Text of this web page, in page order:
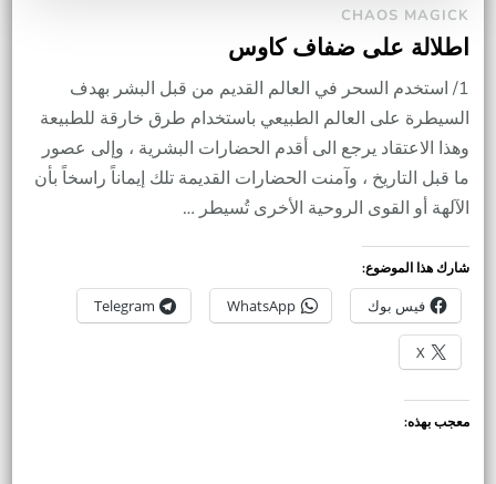
CHAOS MAGICK
اطلالة على ضفاف كاوس
1/ استخدم السحر في العالم القديم من قبل البشر بهدف
السيطرة على العالم الطبيعي باستخدام طرق خارقة للطبيعة
وهذا الاعتقاد يرجع الى أقدم الحضارات البشرية ، وإلى عصور
ما قبل التاريخ ، وآمنت الحضارات القديمة تلك إيماناً راسخاً بأن
الآلهة أو القوى الروحية الأخرى تُسيطر …
شارك هذا الموضوع:
فيس بوك WhatsApp
Telegram
X
معجب بهذه: